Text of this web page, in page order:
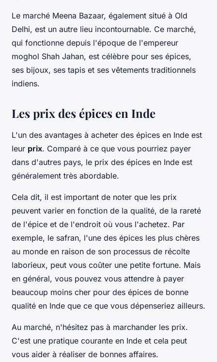
Le marché Meena Bazaar, également situé à Old
Delhi, est un autre lieu incontournable. Ce marché,
qui fonctionne depuis l'époque de l'empereur
moghol Shah Jahan, est célèbre pour ses épices,
ses bijoux, ses tapis et ses vêtements traditionnels
indiens.
Les prix des épices en Inde
L'un des avantages à acheter des épices en Inde est
leur prix. Comparé à ce que vous pourriez payer
dans d'autres pays, le prix des épices en Inde est
généralement très abordable.
Cela dit, il est important de noter que les prix
peuvent varier en fonction de la qualité, de la rareté
de l'épice et de l'endroit où vous l'achetez. Par
exemple, le safran, l'une des épices les plus chères
au monde en raison de son processus de récolte
laborieux, peut vous coûter une petite fortune. Mais
en général, vous pouvez vous attendre à payer
beaucoup moins cher pour des épices de bonne
qualité en Inde que ce que vous dépenseriez ailleurs.
Au marché, n'hésitez pas à marchander les prix.
C'est une pratique courante en Inde et cela peut
vous aider à réaliser de bonnes affaires.